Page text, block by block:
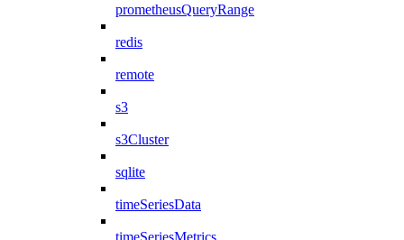
prometheusQueryRange
redis
remote
s3
s3Cluster
sqlite
timeSeriesData
timeSeriesMetrics